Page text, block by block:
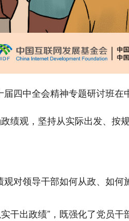
四中全会精神专题研讨班
绩观，坚持从实际出发、按
对领导干部如何从政、如何
干出政绩”，既强化了党员